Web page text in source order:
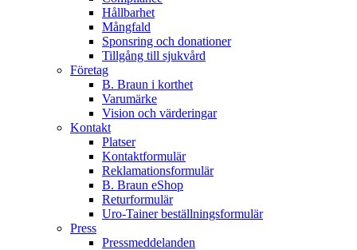
Hållbarhet
Mångfald
Sponsring och donationer
Tillgång till sjukvård
Företag
B. Braun i korthet
Varumärke
Vision och värderingar
Kontakt
Platser
Kontaktformulär
Reklamationsformulär
B. Braun eShop
Returformulär
Uro-Tainer beställningsformulär
Press
Pressmeddelanden